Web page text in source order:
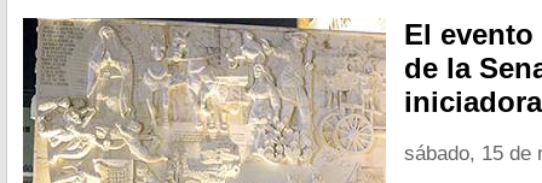
El
de la
sábado, 15 de